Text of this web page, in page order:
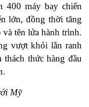
400 máy bay chiến
lớn, đồng thời tăng
tên lửa hành trình.
vượt khỏi lằn ranh
thức hàng đầu
Mỹ